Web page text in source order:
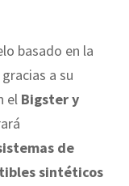
basado en la
a su
el Bigster y
de
sintéticos